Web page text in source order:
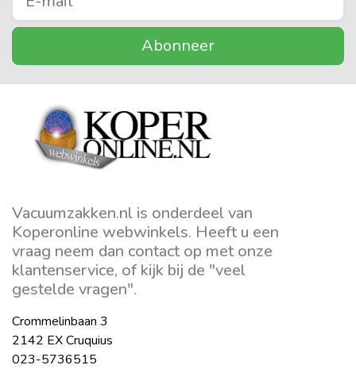
Abonneer
Vacuumzakken.nl is onderdeel van
Koperonline webwinkels. Heeft u een
vraag neem dan contact op met onze
klantenservice, of kijk bij de "veel
gestelde vragen".
Crommelinbaan 3
2142 EX Cruquius
023-5736515